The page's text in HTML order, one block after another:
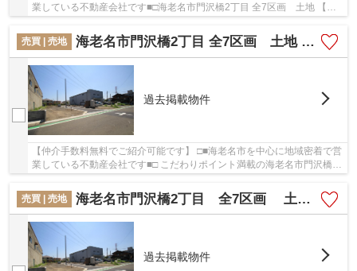
業している不動産会社です■□海老名市門沢橋2丁目 全7区画 土地 【仲
売買 | 売地
海老名市門沢橋2丁目 全7区画 土地 【仲介手数料無料】
過去掲載物件
【仲介手数料無料でご紹介可能です】 □■海老名市を中心に地域密着で営
業している不動産会社です■□ こだわりポイント満載の海老名市門沢橋2
丁目 全7区画 土地 【仲介手数料無料】。ユ...
売買 | 売地
海老名市門沢橋2丁目 全7区画 土地 【仲介手数料無料】
過去掲載物件